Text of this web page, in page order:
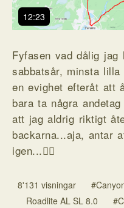
12:23
Fyfasen vad dålig
sabbatsår, minsta
en evighet efteråt att
bara ta några
att jag aldrig riktigt
backarna...aja, antar
igen...🤷‍♂️
8'131 visningar
Roadlite AL SL 8.0